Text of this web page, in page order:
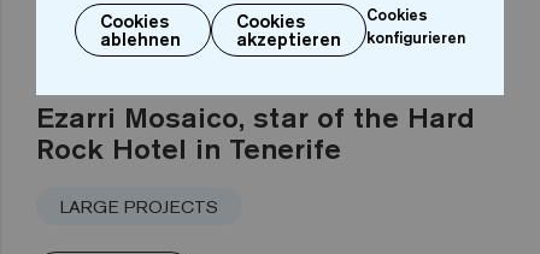
Ezarri Mosaico, star of the Hard
Rock Hotel in Tenerife
LARGE PROJECTS
Cookies
ablehnen
Cookies
akzeptieren
Cookies
konfigurieren